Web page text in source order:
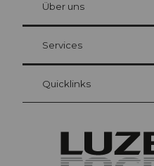
Gästekarte Luzern
Ihre Vorteile als Übernachtungsgast
Über uns
Services
Quicklinks